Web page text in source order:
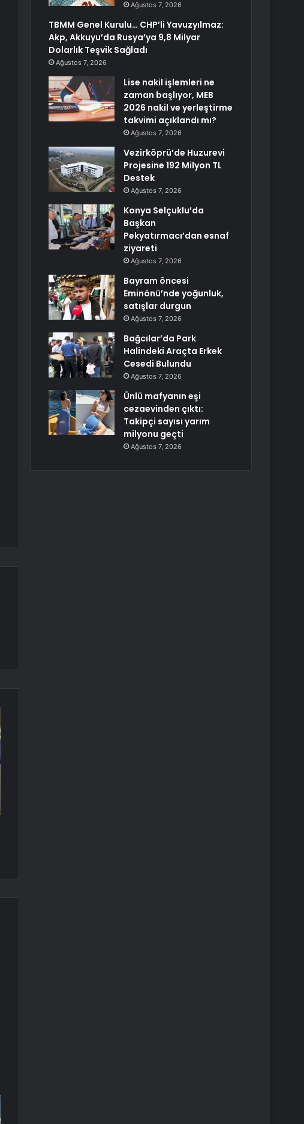
Ağustos 7, 2026
TBMM Genel Kurulu… CHP’li Yavuzyılmaz:
Akp, Akkuyu’da Rusya’ya 9,8 Milyar
Dolarlık Teşvik Sağladı
Ağustos 7, 2026
Lise nakil işlemleri ne
zaman başlıyor, MEB
2026 nakil ve yerleştirme
takvimi açıklandı mı?
Ağustos 7, 2026
Vezirköprü’de Huzurevi
Projesine 192 Milyon TL
Destek
Ağustos 7, 2026
Konya Selçuklu’da
Başkan
Pekyatırmacı’dan esnaf
ziyareti
Ağustos 7, 2026
Bayram öncesi
Eminönü’nde yoğunluk,
satışlar durgun
Ağustos 7, 2026
Bağcılar’da Park
Halindeki Araçta Erkek
Cesedi Bulundu
Ağustos 7, 2026
Ünlü mafyanın eşi
cezaevinden çıktı:
Takipçi sayısı yarım
milyonu geçti
Ağustos 7, 2026